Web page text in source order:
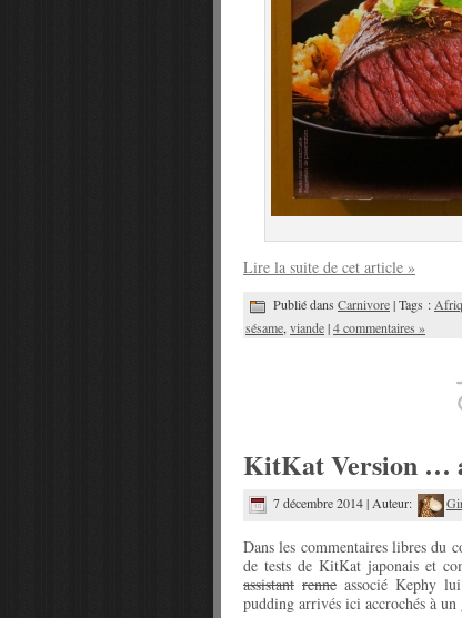
Lire la suite de cet article »
Publié dans Carnivore| Tags :
sésame,viande|4 commentaires »
KitKat Version …
7 décembre 2014 | Auteur:
Dans les commentaires libres du
de tests de KitKat japonais et
assistant renne associé Kephy
pudding arrivés ici accrochés à